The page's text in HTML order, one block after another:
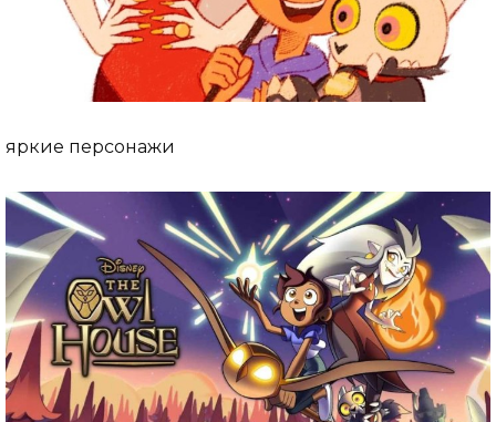
яркие персонажи